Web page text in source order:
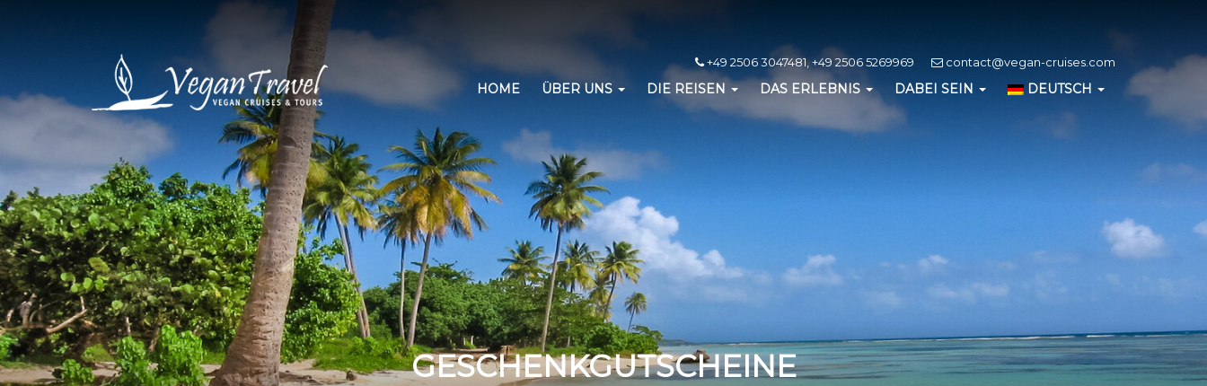
+49 2506 3047481, +49 2506 5269969 contact@vegan-cruises.com
HOME ÜBER UNS DIE REISEN DAS ERLEBNIS DABEI SEIN DEUTSCH
GESCHENKGUTSCHEINE